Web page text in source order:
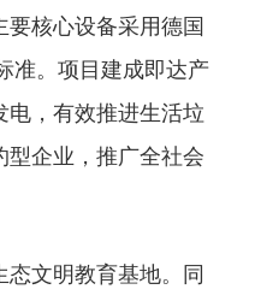
核心设备采用德国
准。项目建成即达产
电，有效推进生活垃
型企业，推广全社会
态文明教育基地。同